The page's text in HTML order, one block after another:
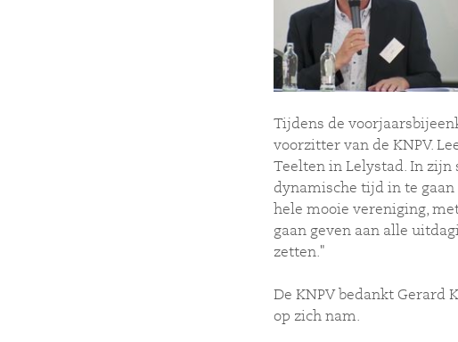
Tijdens de
voorzitter van de KNPV.
Teelten in Lelystad. In zijn
dynamische tijd in te
hele mooie vereniging,
gaan geven aan alle
zetten."
De KNPV bedankt
op zich nam.